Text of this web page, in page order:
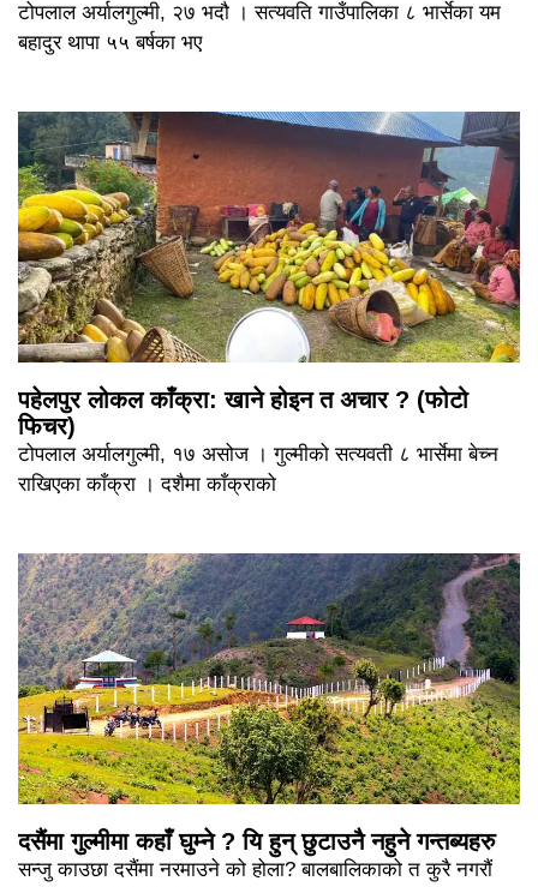
टोपलाल अर्यालगुल्मी, २७ भदौ । सत्यवति गाउँपालिका ८ भार्सेका यम
बहादुर थापा ५५ बर्षका भए
पहेलपुर लोकल काँक्रा: खाने होइन त अचार ? (फोटो
फिचर)
टोपलाल अर्यालगुल्मी, १७ असोज । गुल्मीको सत्यवती ८ भार्सेमा बेच्न
राखिएका काँक्रा । दशैमा काँक्राको
दसैंमा गुल्मीमा कहाँ घुम्ने ? यि हुन् छुटाउनै नहुने गन्तब्यहरु
सन्जु काउछा दसैंमा नरमाउने को होला? बालबालिकाको त कुरै नगरौं